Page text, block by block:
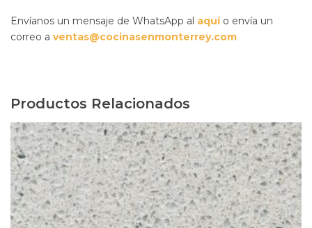
Envíanos un mensaje de WhatsApp al aquío envía un
correo a ventas@cocinasenmonterrey.com
Productos Relacionados